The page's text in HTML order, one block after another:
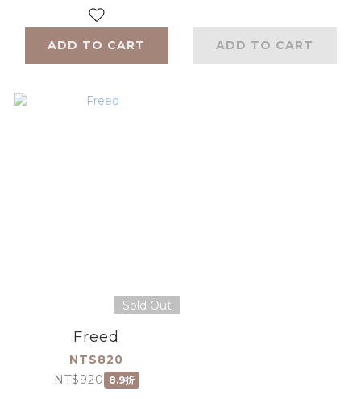
ADD TO CART ADD TO CART
Sold Out
Freed
NT$820
NT$920 8.9折